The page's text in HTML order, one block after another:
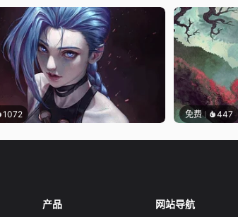
1072 免费 447
产品 网站导航